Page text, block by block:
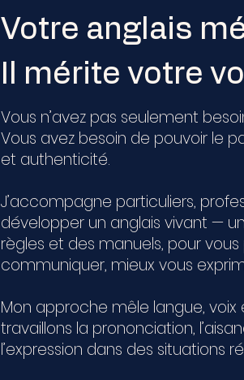
Votre anglais
Il mérite votre
Vous n’avez pas seulement
Vous avez besoin de pouvoir le
et authenticité.
J’accompagne particuliers,
développer un anglais vivant —
règles et des manuels, pour
communiquer, mieux vous
Mon approche mêle langue,
travaillons la prononciation,
l’expression dans des situations